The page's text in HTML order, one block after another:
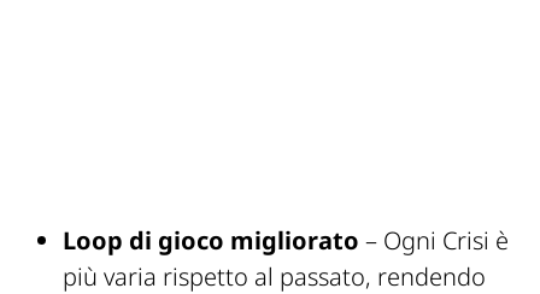
Loop di gioco migliorato – Ogni Crisi è
più varia rispetto al passato, rendendo